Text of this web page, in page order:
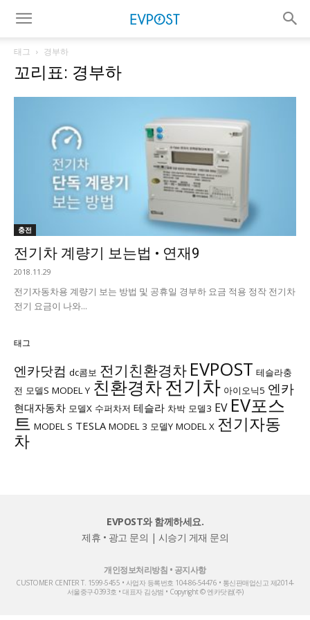
태그 경부하
꼬리표: 경부하
충전
전기차 계량기 보는법 • 연재9
2018.11.29
전기자동차용 계량기 보는 방법 및 공휴일 경부하 요금 적용 정작 전기차
전기 요금이 나와...
태그
엔카닷컴 dc콤보 전기친환경차 EVPOST 테슬라충
전 모델S MODEL Y 친환경차전기차 아이오닉5 엔카
현대자동차 모델X 수퍼차저 테슬라 차박 모델3 EV EV포스
트 MODEL S TESLA MODEL 3 모델Y MODEL X 전기자동
차
EVPOST와 함께하세요.
제휴 • 광고 문의 | 시승기 게재 문의
개인정보처리방침 • 공지사항
CUSTOMER CENTER T. 1599-5455 • 사업자 등록번호 104-86-54476 • 통신판매업신고 제2014-
서울중구-0393호 • 대표자 김상범 • Copyright © 엔카닷컴(주)